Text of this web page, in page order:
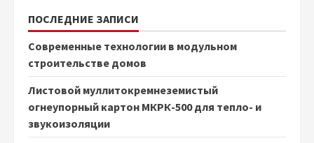
ПОСЛЕДНИЕ ЗАПИСИ
Современные технологии в модульном
строительстве домов
Листовой муллитокремнеземистый
огнеупорный картон МКРК-500 для тепло- и
звукоизоляции